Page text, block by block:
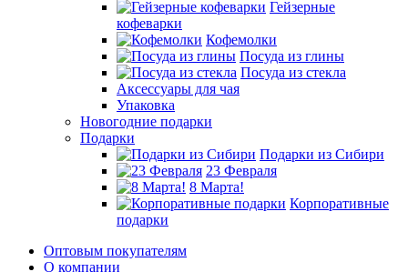
Гейзерные
кофеварки
Кофемолки
Посуда из глины
Посуда из стекла
Аксессуары для чая
Упаковка
Новогодние подарки
Подарки
Подарки из Сибири
23 Февраля
8 Марта!
Корпоративные
подарки
Оптовым покупателям
О компании